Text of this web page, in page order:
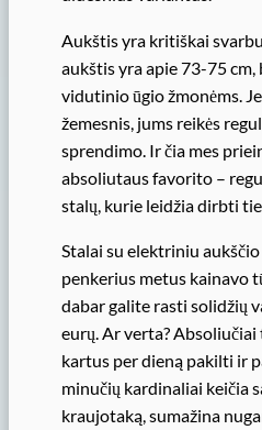
Aukštis yra kritiškai
aukštis yra apie 73-75
vidutinio ūgio žmonėms.
žemesnis, jums reikės
sprendimo. Ir čia mes
absoliutaus favorito –
stalų, kurie leidžia dirbti
Stalai su elektriniu
penkerius metus kainavo
dabar galite rasti solidžių
eurų. Ar verta?
kartus per dieną pakilti ir
minučių kardinaliai keičia
kraujotaką, sumažina